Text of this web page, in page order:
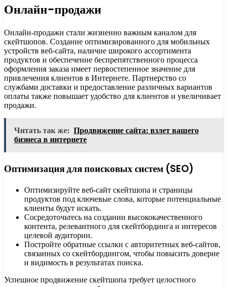
Онлайн-продажи
Онлайн-продажи стали жизненно важным каналом для
скейтшопов. Создание оптимизированного для мобильных
устройств веб-сайта, наличие широкого ассортимента
продуктов и обеспечение беспрепятственного процесса
оформления заказа имеет первостепенное значение для
привлечения клиентов в Интернете. Партнерство со
службами доставки и предоставление различных вариантов
оплаты также повышает удобство для клиентов и увеличивает
продажи.
Читать так же: Продвижение сайта: взлет вашего
бизнеса в интернете
Оптимизация для поисковых систем (SEO)
Оптимизируйте веб-сайт скейтшопа и страницы
продуктов под ключевые слова, которые потенциальные
клиенты будут искать.
Сосредоточьтесь на создании высококачественного
контента, релевантного для скейтбординга и интересов
целевой аудитории.
Постройте обратные ссылки с авторитетных веб-сайтов,
связанных со скейтбордингом, чтобы повысить доверие
и видимость в результатах поиска.
Успешное продвижение скейтшопа требует целостного